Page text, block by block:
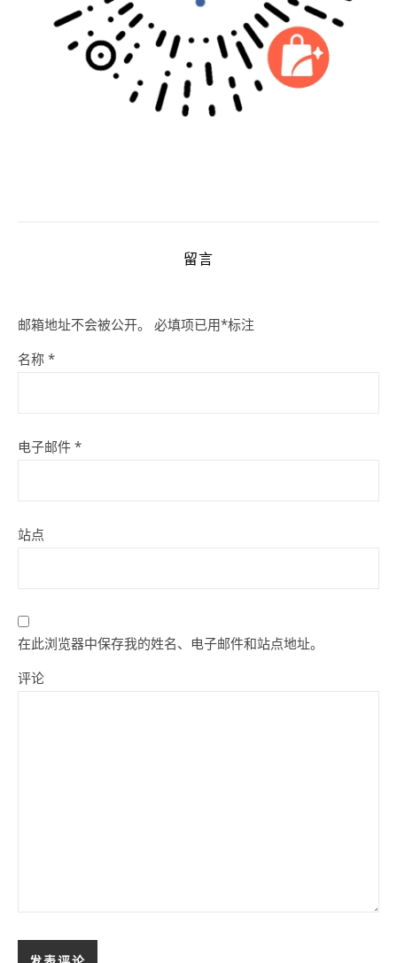
留言
邮箱地址不会被公开。 必填项已用*标注
名称 *
电子邮件 *
站点
在此浏览器中保存我的姓名、电子邮件和站点地址。
评论